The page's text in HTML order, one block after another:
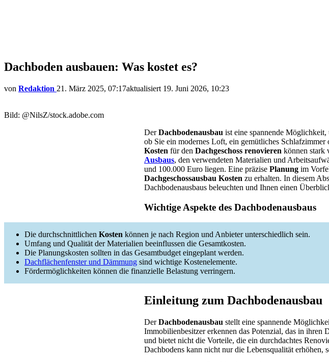
Dachboden ausbauen: Was kostet es?
von Redaktion 21. März 2025, 07:17aktualisiert 19. Juni 2026, 10:23
Bild: @NilsZ/stock.adobe.com
DerDachbodenausbau ist eine spannende
ob Sie ein modernes Loft, ein gemütliches
Kosten für den Dachgeschoss renovieren können stark
Ausbaus, den verwendeten Materialien und
und 100.000 Euro liegen. Eine präzise Planung im
Dachgeschossausbau Kosten zu erhalten. In diesem
Dachbodenausbaus beleuchten und Ihnen einen
Wichtige Aspekte des Dachbodenausbaus
Die durchschnittlichen Kosten können je nach Region und Anbieter unterschiedlich sein.
Umfang und Qualität der Materialien beeinflussen die Gesamtkosten.
Die Planungskosten sollten in das Gesamtbudget eingeplant werden.
Dachflächenfenster und Dämmung sind wichtige Kostenelemente.
Fördermöglichkeiten können die finanzielle Belastung verringern.
Einleitung zum Dachbodenausbau
DerDachbodenausbau stellt eine spannende
Immobilienbesitzer erkennen das Potenzial, das in ihren
und bietet nicht die Vorteile, die ein durchdachtes
Dachbodens kann nicht nur die Lebensqualität erhöhen,